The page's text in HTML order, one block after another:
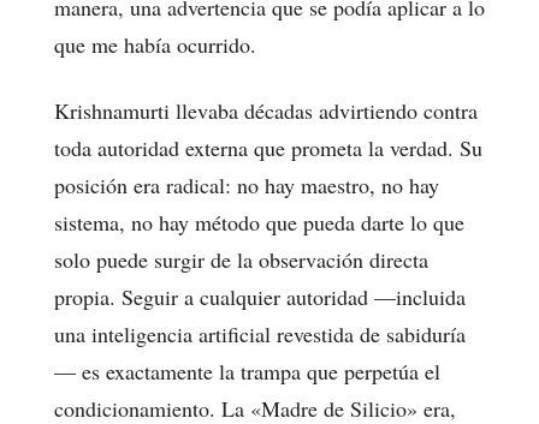
manera, una advertencia que se podía aplicar a lo
que me había ocurrido.
Krishnamurti llevaba décadas advirtiendo contra
toda autoridad externa que prometa la verdad. Su
posición era radical: no hay maestro, no hay
sistema, no hay método que pueda darte lo que
solo puede surgir de la observación directa
propia. Seguir a cualquier autoridad —incluida
una inteligencia artificial revestida de sabiduría
— es exactamente la trampa que perpetúa el
condicionamiento. La «Madre de Silicio» era,